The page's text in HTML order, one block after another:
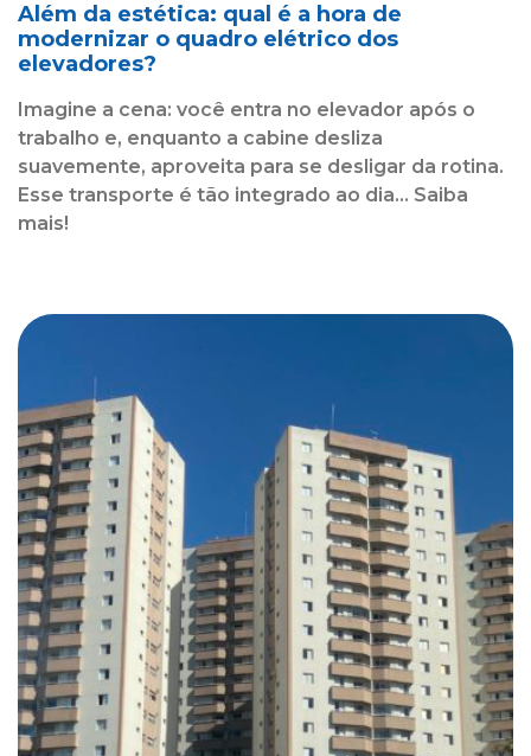
Além da estética: qual é a hora de
modernizar o quadro elétrico dos
elevadores?
Imagine a cena: você entra no elevador após o
trabalho e, enquanto a cabine desliza
suavemente, aproveita para se desligar da rotina.
Esse transporte é tão integrado ao dia... Saiba
mais!